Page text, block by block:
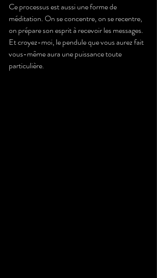
Ce processus est aussi une forme de
méditation. On se concentre, on se recentre,
on prépare son esprit à recevoir les messages.
Et croyez-moi, le pendule que vous aurez fait
vous-même aura une puissance toute
particulière.